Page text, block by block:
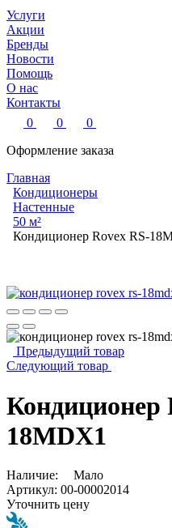
Услуги
Акции
Бренды
Новости
Помощь
О нас
Контакты
0
0
0
Оформление заказа
Главная
Кондиционеры
Настенные
50 м²
Кондиционер Rovex RS-
Предыдущий товар
Следующий товар
Кондиционер
18MDX1
Наличие:
Мало
Артикул: 00-00002014
Уточнить цену